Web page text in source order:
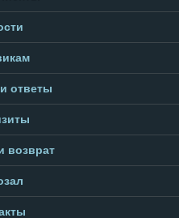
ответы
возврат